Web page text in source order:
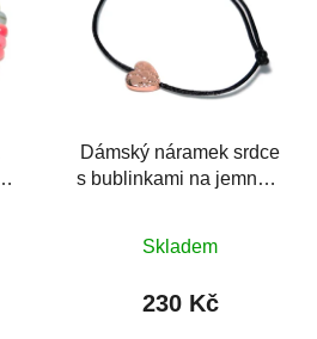
Dámský náramek srdce
s bublinkami na jemném
Skladem
230 Kč